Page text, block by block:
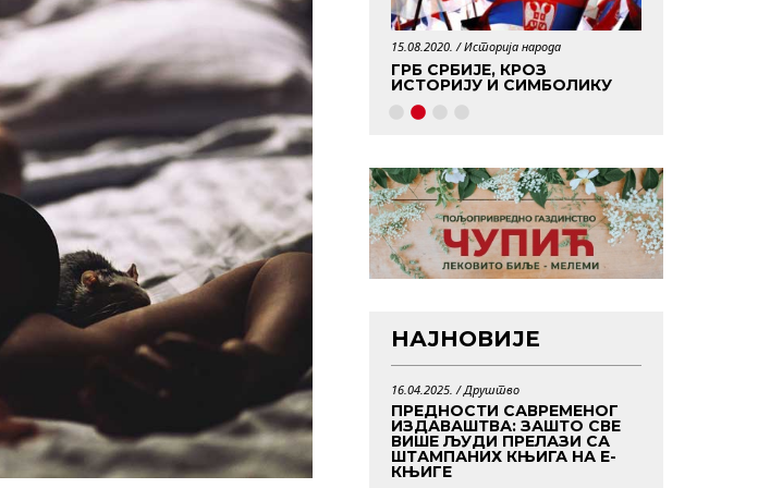
ЈУТАРЊЕГ
02.09.2020. /
10 СТАРИХ, ЗАБОРАВЉЕНИХ
ЗАНАТА
15.08.2020. /Историја народа
ГРБ СРБИЈЕ, КРОЗ
ИСТОРИЈУ И СИМБОЛИКУ
НАЈНОВИЈЕ
16.04.2025. /Друштво
ПРЕДНОСТИ САВРЕМЕНОГ
ИЗДАВАШТВА: ЗАШТО СВЕ
ВИШЕ ЉУДИ ПРЕЛАЗИ СА
ШТАМПАНИХ КЊИГА НА Е-
КЊИГЕ